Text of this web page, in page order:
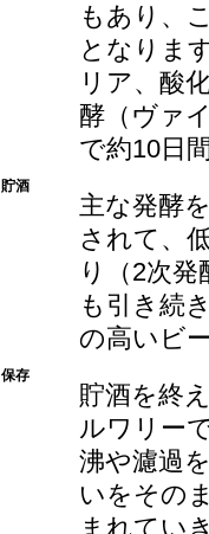
もあり、
となりま
リア、酸
酵（ヴァ
で約10日
貯酒
主な発酵
されて、
り（2次
も引き続
の高いビ
保存
貯酒を終
ルワリー
沸や濾過
いをその
まれてい